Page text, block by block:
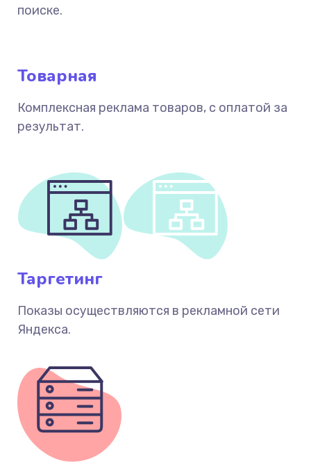
поиске.
Товарная
Комплексная реклама товаров, с оплатой за
результат.
Таргетинг
Показы осуществляются в рекламной сети
Яндекса.